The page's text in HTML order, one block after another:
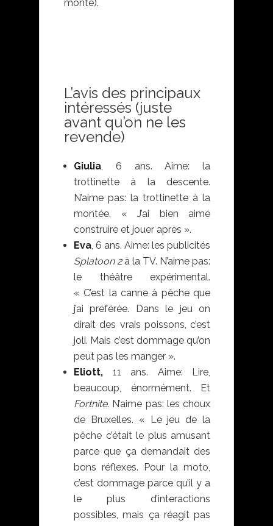
monté).
L’avis des principaux
intéressés (juste
avant qu’on ne les
revende)
Giulia, 6 ans. Aime: la
trottinette à la descente.
N’aime pas: la trottinette à la
montée. « J’ai bien aimé
construire et jouer après ».
Eva, 6 ans. Aime: les publicités
Splatoon 2à la TV. N’aime pas:
le théâtre expérimental.
« C’est la canne à pêche que
j’ai préférée. Dans le jeu on
dirait des vrais poissons, c’est
joli. Mais c’est dommage qu’on
peut pas les manger ».
Eliott, 11 ans. Aime: Lire,
beaucoup, énormément. Et
Fortnite. N’aime pas: les choux
de Bruxelles. « Le jeu de la
pêche c’était le plus amusant
parce que ça demandait des
bons réflexes. Pour la moto,
c’est dommage parce qu’il y a
le plus d’interactions
possibles, mais ça réagit pas